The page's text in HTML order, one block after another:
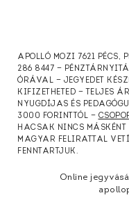
APOLLÓ MOZI 7621 PÉCS,
286 8447 —
ÓRÁVAL — JEGYEDET
KIFIZETHETED — TELJES
NYUGDÍJAS ÉS
3000 FORINTTÓL —
HACSAK NINCS MÁSKÉNT
MAGYAR FELIRATTAL
FENNTARTJUK.
Online